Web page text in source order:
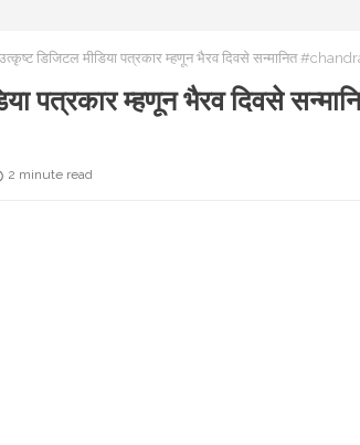
डिजिटल मीडिया पत्रकार म्हणून भैरव दिवसे सन्मानित
पत्रकार म्हणून भैरव दिवसे
2 minute read